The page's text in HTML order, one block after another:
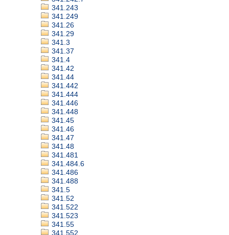
341.243
341.249
341.26
341.29
341.3
341.37
341.4
341.42
341.44
341.442
341.444
341.446
341.448
341.45
341.46
341.47
341.48
341.481
341.484.6
341.486
341.488
341.5
341.52
341.522
341.523
341.55
341.552